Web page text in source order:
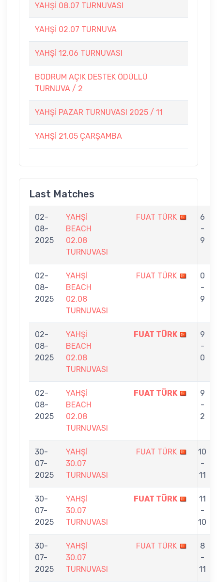
YAHŞİ 08.07 TURNUVASI
YAHŞİ 02.07 TURNUVA
YAHŞİ 12.06 TURNUVASI
BODRUM AÇIK DESTEK ÖDÜLLÜ
TURNUVA / 2
YAHŞİ PAZAR TURNUVASI 2025 / 11
YAHŞİ 21.05 ÇARŞAMBA
Last Matches
02-
08-
2025
YAHŞİ
BEACH
02.08
TURNUVASI
FUAT TÜRK
6
-
9
02-
08-
2025
YAHŞİ
BEACH
02.08
TURNUVASI
FUAT TÜRK
0
-
9
02-
08-
2025
YAHŞİ
BEACH
02.08
TURNUVASI
FUAT TÜRK
9
-
0
02-
08-
2025
YAHŞİ
BEACH
02.08
TURNUVASI
FUAT TÜRK
9
-
2
30-
07-
2025
YAHŞİ
30.07
TURNUVASI
FUAT TÜRK
10
-
11
30-
07-
2025
YAHŞİ
30.07
TURNUVASI
FUAT TÜRK
11
-
10
30-
07-
2025
YAHŞİ
30.07
TURNUVASI
FUAT TÜRK
8
-
11